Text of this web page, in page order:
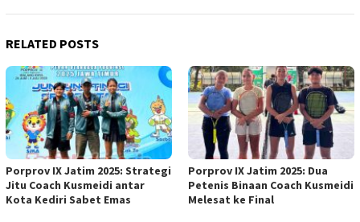
RELATED POSTS
Porprov IX Jatim 2025: Strategi
Jitu Coach Kusmeidi antar
Kota Kediri Sabet Emas
Porprov IX Jatim 2025: Dua
Petenis Binaan Coach Kusmeidi
Melesat ke Final